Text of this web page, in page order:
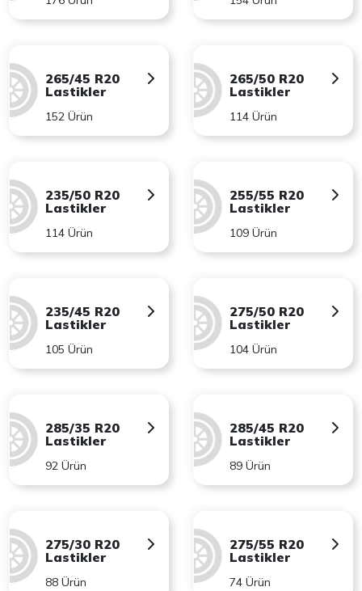
265/45 R20
Lastikler
152 Ürün
265/50 R20
Lastikler
114 Ürün
235/50 R20
Lastikler
114 Ürün
255/55 R20
Lastikler
109 Ürün
235/45 R20
Lastikler
105 Ürün
275/50 R20
Lastikler
104 Ürün
285/35 R20
Lastikler
92 Ürün
285/45 R20
Lastikler
89 Ürün
275/30 R20
Lastikler
88 Ürün
275/55 R20
Lastikler
74 Ürün